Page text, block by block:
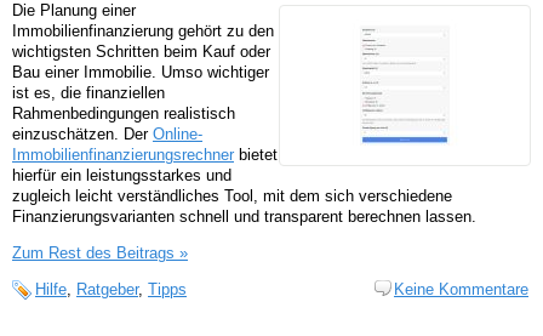
Die Planung einer
Immobilienfinanzierung gehört zu den
wichtigsten Schritten beim Kauf oder
Bau einer Immobilie. Umso wichtiger
ist es, die finanziellen
Rahmenbedingungen realistisch
einzuschätzen. Der Online-
Immobilienfinanzierungsrechner bietet
hierfür ein leistungsstarkes und
zugleich leicht verständliches Tool, mit dem sich verschiedene
Finanzierungsvarianten schnell und transparent berechnen lassen.
Zum Rest des Beitrags »
Hilfe
Ratgeber, Tipps Keine Kommentare